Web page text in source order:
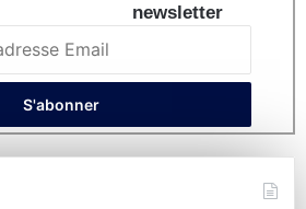
newsletter